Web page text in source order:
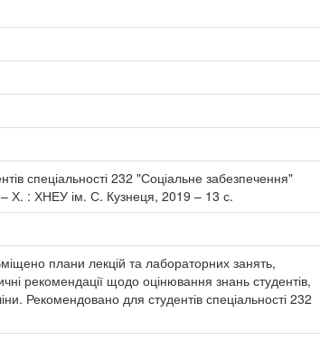
спеціальності 232 "Соціальне забезпечення"
Х. : ХНЕУ ім. С. Кузнеця, 2019 – 13 с.
плани лекцій та лабораторних занять,
рекомендації щодо оцінювання знань студентів,
Рекомендовано для студентів спеціальності 232